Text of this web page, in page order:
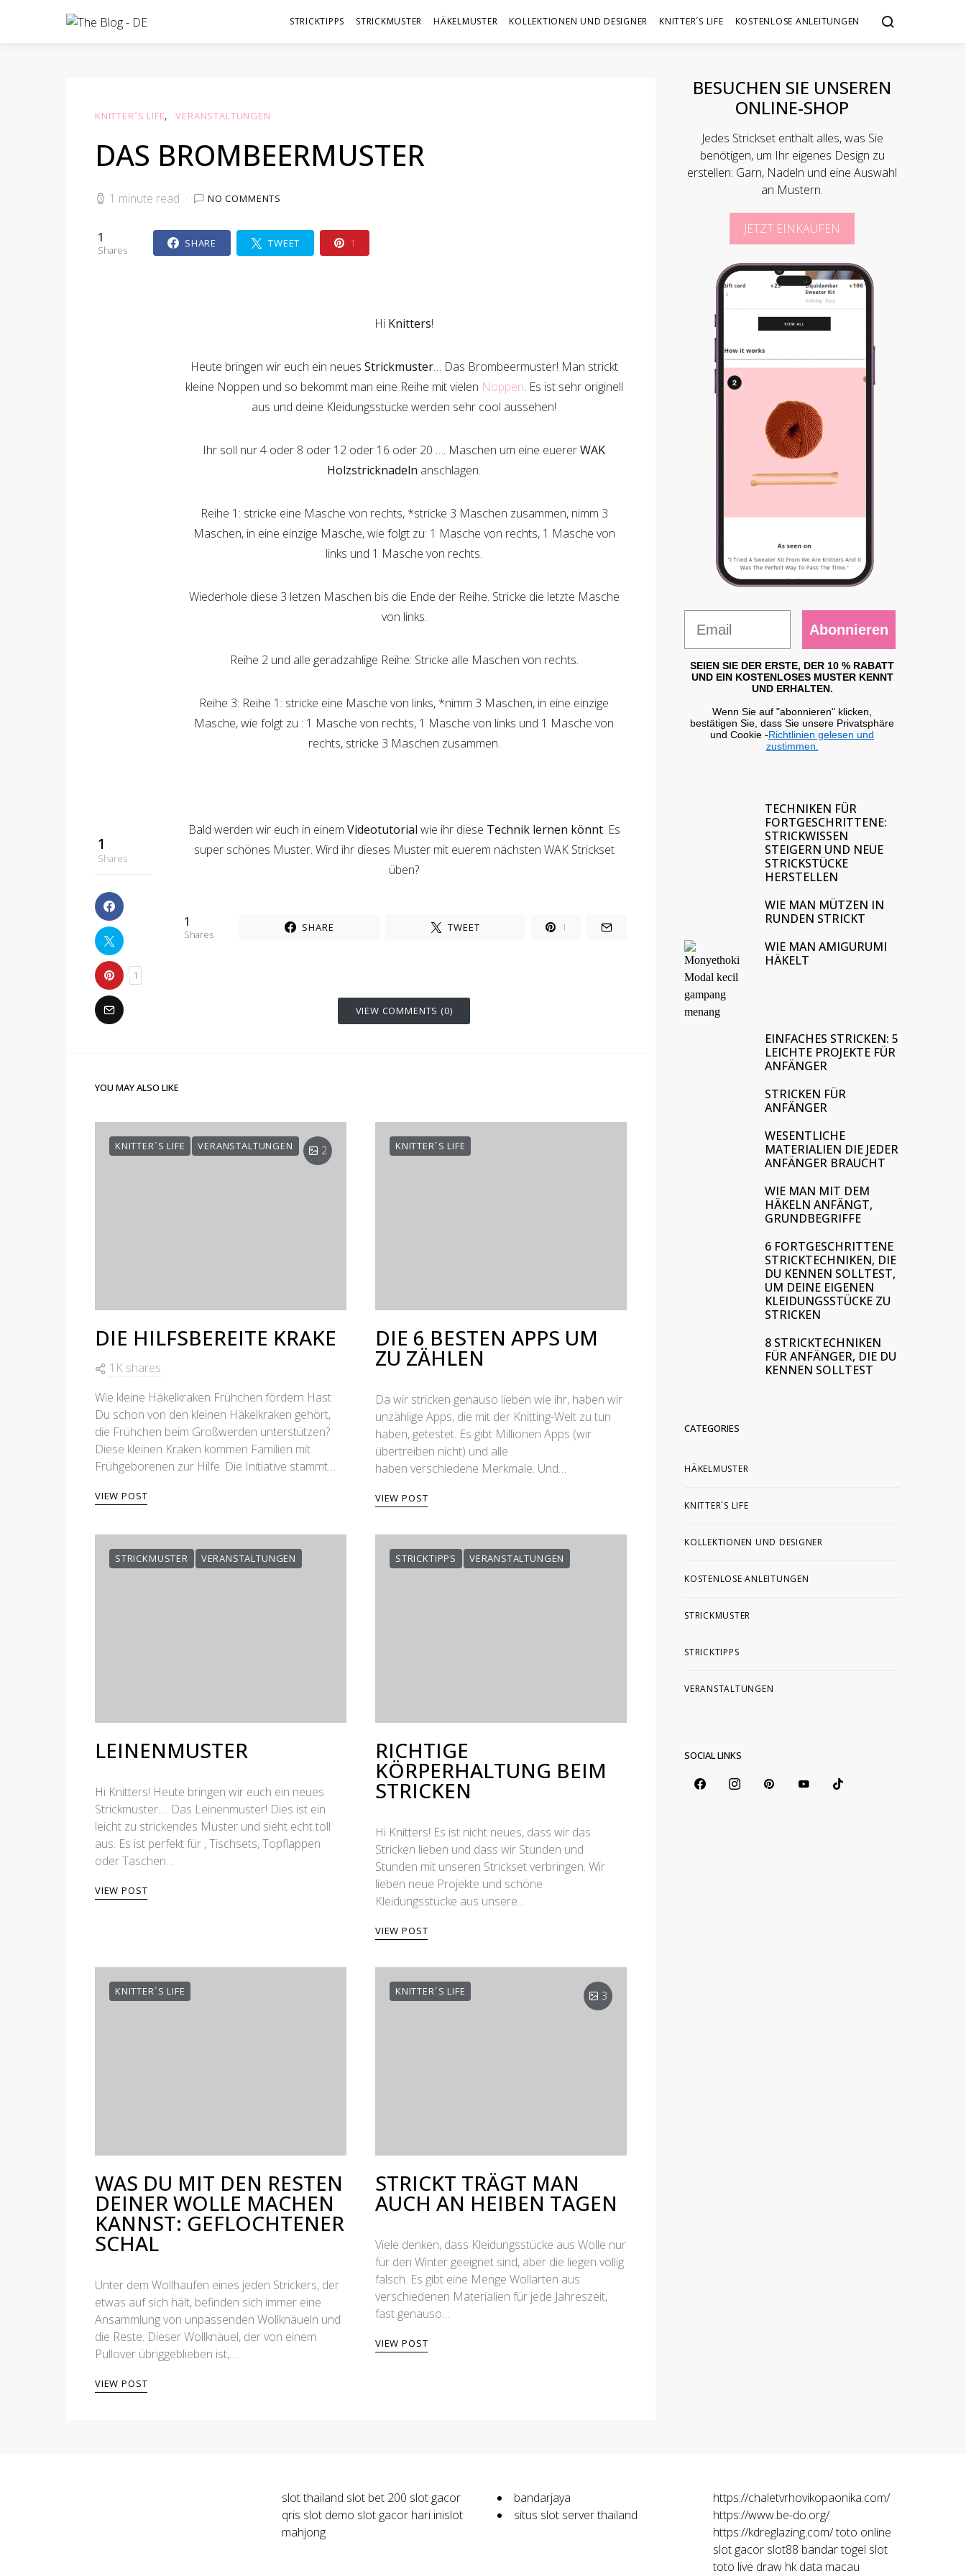
STRICKTIPPS STRICKMUSTER HÄKELMUSTER KOLLEKTIONEN UND DESIGNER KNITTER´S LIFE KOSTENLOSE ANLEITUNGEN
KNITTER´S LIFE VERANSTALTUNGEN
DAS BROMBEERMUSTER
1 minute read NO COMMENTS
1
Shares
SHARE TWEET 1
1
Shares
1
Hi Knitters!
Heute bringen wir euch ein neues Strickmuster… Das Brombeermuster! Man strickt
kleine Noppen und so bekommt man eine Reihe mit vielen Noppen. Es ist sehr originell
aus und deine Kleidungsstücke werden sehr cool aussehen!
Ihr soll nur 4 oder 8 oder 12 oder 16 oder 20 …. Maschen um eine euererWAK
Holzstricknadeln anschlagen.
Reihe 1: stricke eine Masche von rechts, *stricke 3 Maschen zusammen, nimm 3
Maschen, in eine einzige Masche, wie folgt zu: 1 Masche von rechts, 1 Masche von
links und 1 Masche von rechts.
Wiederhole diese 3 letzen Maschen bis die Ende der Reihe. Stricke die letzte Masche
von links.
Reihe 2 und alle geradzahlige Reihe: Stricke alle Maschen von rechts.
Reihe 3: Reihe 1: stricke eine Masche von links, *nimm 3 Maschen, in eine einzige
Masche, wie folgt zu : 1 Masche von rechts, 1 Masche von links und 1 Masche von
rechts, stricke 3 Maschen zusammen.
Bald werden wir euch in einem Videotutorial wie ihr diese Technik lernen könnt. Es
super schönes Muster. Wird ihr dieses Muster mit euerem nächsten WAK Strickset
üben?
1
Shares
SHARE TWEET 1
VIEW COMMENTS (0)
YOU MAY ALSO LIKE
KNITTER´S LIFE VERANSTALTUNGEN 2
DIE HILFSBEREITE KRAKE
1K shares
Wie kleine Häkelkraken Frühchen fördern Hast
Du schon von den kleinen Häkelkraken gehört,
die Frühchen beim Großwerden unterstützen?
Diese kleinen Kraken kommen Familien mit
Frühgeborenen zur Hilfe. Die Initiative stammt…
VIEW POST
KNITTER´S LIFE
DIE 6 BESTEN APPS UM
ZU ZÄHLEN
Da wir stricken genauso lieben wie ihr, haben wir
unzählige Apps, die mit der Knitting-Welt zu tun
haben, getestet. Es gibt Millionen Apps (wir
übertreiben nicht) und alle
haben verschiedene Merkmale. Und…
VIEW POST
STRICKMUSTER VERANSTALTUNGEN
LEINENMUSTER
Hi Knitters! Heute bringen wir euch ein neues
Strickmuster…. Das Leinenmuster! Dies ist ein
leicht zu strickendes Muster und sieht echt toll
aus. Es ist perfekt für , Tischsets, Topflappen
oder Taschen…
VIEW POST
STRICKTIPPS VERANSTALTUNGEN
RICHTIGE
KÖRPERHALTUNG BEIM
STRICKEN
Hi Knitters! Es ist nicht neues, dass wir das
Stricken lieben und dass wir Stunden und
Stunden mit unseren Strickset verbringen. Wir
lieben neue Projekte und schöne
Kleidungsstücke aus unsere…
VIEW POST
KNITTER´S LIFE
WAS DU MIT DEN RESTEN
DEINER WOLLE MACHEN
KANNST: GEFLOCHTENER
SCHAL
Unter dem Wollhaufen eines jeden Strickers, der
etwas auf sich hält, befinden sich immer eine
Ansammlung von unpassenden Wollknäueln und
die Reste. Dieser Wollknäuel, der von einem
Pullover übriggeblieben ist,…
VIEW POST
KNITTER´S LIFE 3
STRICKT TRÄGT MAN
AUCH AN HEIΒEN TAGEN
Viele denken, dass Kleidungsstücke aus Wolle nur
für den Winter geeignet sind, aber die liegen völlig
falsch. Es gibt eine Menge Wollarten aus
verschiedenen Materialien für jede Jahreszeit,
fast genauso…
VIEW POST
BESUCHEN SIE UNSEREN
ONLINE-SHOP
Jedes Strickset enthält alles, was Sie
benötigen, um Ihr eigenes Design zu
erstellen: Garn, Nadeln und eine Auswahl
an Mustern.
JETZT EINKAUFEN
Abonnieren
SEIEN SIE DER ERSTE, DER 10 % RABATT
UND EIN KOSTENLOSES MUSTER KENNT
UND ERHALTEN.
Wenn Sie auf "abonnieren" klicken,
bestätigen Sie, dass Sie unsere Privatsphäre
und Cookie -Richtlinien gelesen und
zustimmen.
TECHNIKEN FÜR
FORTGESCHRITTENE:
STRICKWISSEN
STEIGERN UND NEUE
STRICKSTÜCKE
HERSTELLEN
WIE MAN MÜTZEN IN
RUNDEN STRICKT
WIE MAN AMIGURUMI
HÄKELT
EINFACHES STRICKEN: 5
LEICHTE PROJEKTE FÜR
ANFÄNGER
STRICKEN FÜR
ANFÄNGER
WESENTLICHE
MATERIALIEN DIE JEDER
ANFÄNGER BRAUCHT
WIE MAN MIT DEM
HÄKELN ANFÄNGT,
GRUNDBEGRIFFE
6 FORTGESCHRITTENE
STRICKTECHNIKEN, DIE
DU KENNEN SOLLTEST,
UM DEINE EIGENEN
KLEIDUNGSSTÜCKE ZU
STRICKEN
8 STRICKTECHNIKEN
FÜR ANFÄNGER, DIE DU
KENNEN SOLLTEST
CATEGORIES
HÄKELMUSTER
KNITTER´S LIFE
KOLLEKTIONEN UND DESIGNER
KOSTENLOSE ANLEITUNGEN
STRICKMUSTER
STRICKTIPPS
VERANSTALTUNGEN
SOCIAL LINKS
slot thailand slot bet 200 slot gacor
qris slot demo slot gacor hari inislot
mahjong
bandarjaya
situs slot server thailand
https://chaletvrhovikopaonika.com/
https://www.be-do.org/
https://kdreglazing.com/toto online
slot gacor slot88 bandar togel slot
toto live draw hk data macau